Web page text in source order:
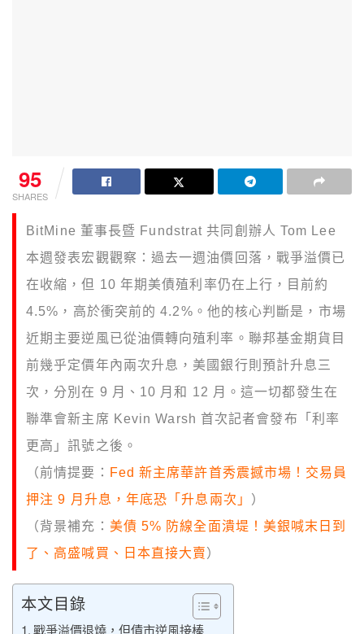
95
SHARES
BitMine 董事長暨 Fundstrat 共同創辦人 Tom Lee
本週發表宏觀觀察：過去一週油價回落，戰爭溢價已
在收縮，但 10 年期美債殖利率仍在上行，目前約
4.5%，高於衝突前的 4.2%。他的核心判斷是，市場
近期主要逆風已從油價轉向殖利率。聯邦基金期貨目
前幾乎定價年內兩次升息，美國銀行則預計升息三
次，分別在 9 月、10 月和 12 月。這一切都發生在
聯準會新主席 Kevin Warsh 首次記者會發布「利率
更高」訊號之後。
（前情提要： Fed 新主席華許首秀震撼市場！交易員
押注 9 月升息，年底恐「升息兩次」
）
（背景補充： 美債 5% 防線全面潰堤！美銀喊末日到
了、高盛喊買、日本直接大賣 ）
本文目錄
戰爭溢價退燒，但債市逆風接棒